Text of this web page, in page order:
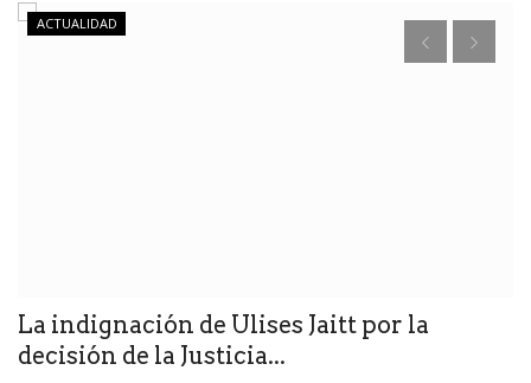
ACTUALIDAD
La indignación de Ulises Jaitt por la
decisión de la Justicia...